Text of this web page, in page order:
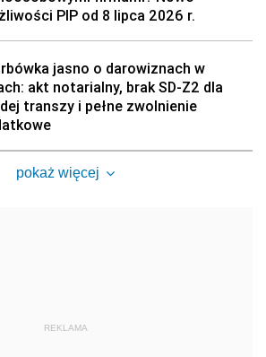
PIP od 8 lipca 2026 r.
jasno o darowiznach w
akt notarialny, brak SD-Z2 dla
transzy i pełne zwolnienie
pokaż więcej
REKLAMA